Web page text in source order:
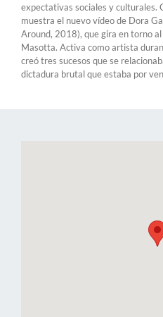
expectativas sociales y culturales.
muestra el nuevo vídeo de Dora
Around, 2018), que gira en torno
Masotta. Activa como artista
creó tres sucesos que se
dictadura brutal que estaba por